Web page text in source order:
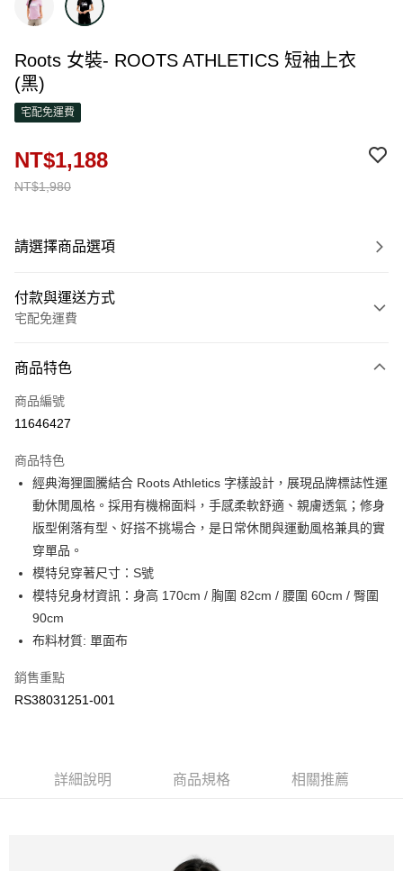
Roots 女裝- ROOTS ATHLETICS 短袖上衣
(黑)
宅配免運費
NT$1,980
NT$1,188
請選擇商品選項
付款與運送方式
宅配免運費
信用卡一次付款
信用卡分期付款
合作金庫商業銀行
華南商業銀行
彰化商業銀行
上海商業儲蓄銀行
台北富邦商業銀行
國泰世華商業銀行
兆豐國際商業銀行
臺灣中小企業銀行
匯豐（台灣）商業銀行
聯邦商業銀行
元大商業銀行
永豐商業銀行
玉山商業銀行
台新國際商業銀行
6 期 0 利率 每期
華南商業銀行
彰化商業銀行
上海商業儲蓄銀行
台北富邦商業銀行
國泰世華商業銀行
臺灣中小企業銀行
匯豐（台灣）商業銀行
華泰商業銀行
玉山商業銀行
台灣樂天信用卡公司
LINE Pay
Apple Pay
街口支付
運送方式
限時免運活動
限時運費優惠-離島
商品特色
商品編號
11646427
商品特色
經典海狸圖騰結合 Roots Athletics 字樣設計，展現品牌標誌性運
動休閒風格。採用有機棉面料，手感柔軟舒適、親膚透氣；修身
版型俐落有型、好搭不挑場合，是日常休閒與運動風格兼具的實
穿單品。
模特兒穿著尺寸：S號
模特兒身材資訊：身高 170cm / 胸圍 82cm / 腰圍 60cm / 臀圍
90cm
布料材質: 單面布
銷售重點
RS38031251-001
詳細說明 商品規格 相關推薦